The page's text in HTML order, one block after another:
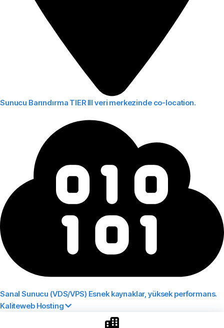
Sunucu Barındırma TIER III veri merkezinde co-location.
Sanal Sunucu (VDS/VPS) Esnek kaynaklar, yüksek performans.
Kaliteweb Hosting